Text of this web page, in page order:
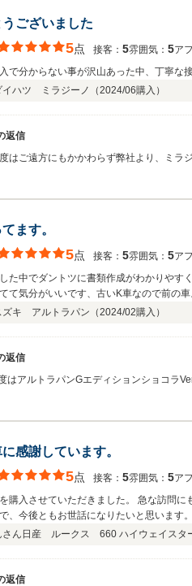
ございました
5点 接客： 5雰囲気： 5ア
で分からない事が沢山あった中、丁寧な
イハツ ミラジーノ（2024/06購入）
返信
度はご遠方にもかかわらず弊社より、ミ
う、よろしくお願い致します。ありがと
ます。
5点 接客： 5雰囲気： 5ア
た中でダントツに書類作成がわかりやす
て気分がいいです、古いK車なので前の
からないという事で^_^しかし乗り出しの
ったです^_^
ズキ アルトラパン（2024/02購入）
返信
はアルトラパンGエディションショコラ
感謝しています。
5点 接客： 5雰囲気： 5ア
購入させていただきました。 急な訪問
、今後ともお世話になりたいと思います。
さん 日産 ルークス 660 ハイウェイスタ
返信